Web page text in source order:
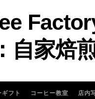
自家焙
ギフト コーヒー教室 店内